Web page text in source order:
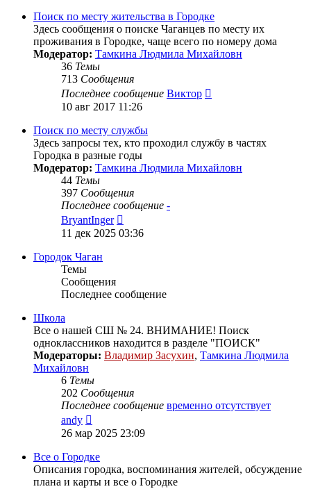
сообщению
Поиск по месту жительства в Городке
Здесь сообщения о поиске Чаганцев по месту их
проживания в Городке, чаще всего по номеру дома
Модератор: Тамкина Людмила Михайловн
36 Темы
713 Сообщения
Последнее сообщение Виктор
10 авг 2017 11:26
Поиск по месту службы
Здесь запросы тех, кто проходил службу в частях
Городка в разные годы
Модератор: Тамкина Людмила Михайловн
44 Темы
397 Сообщения
Последнее сообщение -
BryantInger
к
11 дек 2025 03:36
Городок Чаган
Темы
Сообщения
Последнее сообщение
Школа
Все о нашей СШ № 24. ВНИМАНИЕ! Поиск
одноклассников находится в разделе "ПОИСК"
Модераторы: Владимир Засухин, Тамкина Людмила
Михайловн
6 Темы
202 Сообщения
Последнее сообщение временно отсутствует
andy
к
сообщению
26 мар 2025 23:09
Все о Городке
Описания городка, воспоминания жителей, обсуждение
плана и карты и все о Городке